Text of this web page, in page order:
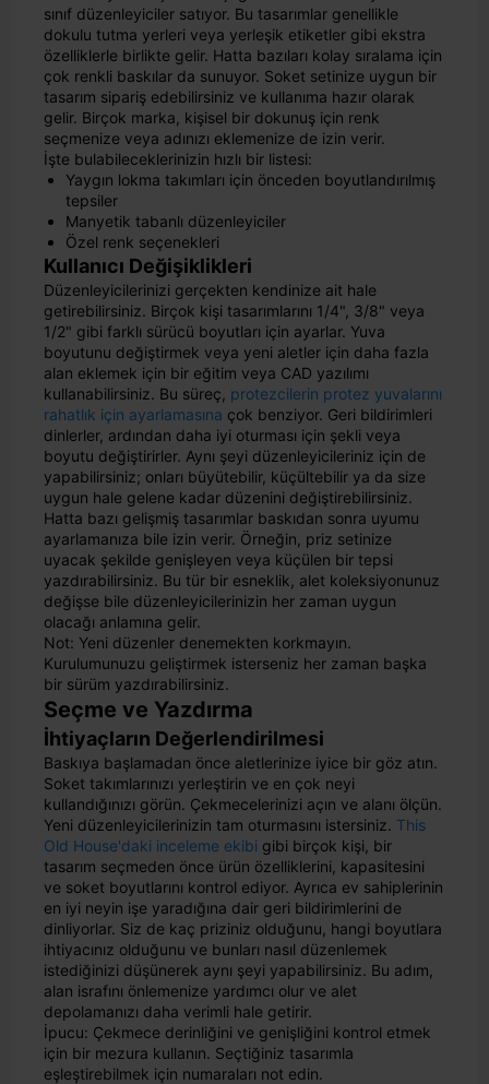
sınıf düzenleyiciler satıyor. Bu tasarımlar genellikle
dokulu tutma yerleri veya yerleşik etiketler gibi ekstra
özelliklerle birlikte gelir. Hatta bazıları kolay sıralama için
çok renkli baskılar da sunuyor. Soket setinize uygun bir
tasarım sipariş edebilirsiniz ve kullanıma hazır olarak
gelir. Birçok marka, kişisel bir dokunuş için renk
seçmenize veya adınızı eklemenize de izin verir.
İşte bulabileceklerinizin hızlı bir listesi:
Yaygın lokma takımları için önceden boyutlandırılmış
tepsiler
Manyetik tabanlı düzenleyiciler
Özel renk seçenekleri
Kullanıcı Değişiklikleri
Düzenleyicilerinizi gerçekten kendinize ait hale
getirebilirsiniz. Birçok kişi tasarımlarını 1/4", 3/8" veya
1/2" gibi farklı sürücü boyutları için ayarlar. Yuva
boyutunu değiştirmek veya yeni aletler için daha fazla
alan eklemek için bir eğitim veya CAD yazılımı
kullanabilirsiniz. Bu süreç, protezcilerin protez yuvalarını
rahatlık için ayarlamasına çok benziyor. Geri bildirimleri
dinlerler, ardından daha iyi oturması için şekli veya
boyutu değiştirirler. Aynı şeyi düzenleyicileriniz için de
yapabilirsiniz; onları büyütebilir, küçültebilir ya da size
uygun hale gelene kadar düzenini değiştirebilirsiniz.
Hatta bazı gelişmiş tasarımlar baskıdan sonra uyumu
ayarlamanıza bile izin verir. Örneğin, priz setinize
uyacak şekilde genişleyen veya küçülen bir tepsi
yazdırabilirsiniz. Bu tür bir esneklik, alet koleksiyonunuz
değişse bile düzenleyicilerinizin her zaman uygun
olacağı anlamına gelir.
Not: Yeni düzenler denemekten korkmayın.
Kurulumunuzu geliştirmek isterseniz her zaman başka
bir sürüm yazdırabilirsiniz.
Seçme ve Yazdırma
İhtiyaçların Değerlendirilmesi
Baskıya başlamadan önce aletlerinize iyice bir göz atın.
Soket takımlarınızı yerleştirin ve en çok neyi
kullandığınızı görün. Çekmecelerinizi açın ve alanı ölçün.
Yeni düzenleyicilerinizin tam oturmasını istersiniz. This
Old House'daki inceleme ekibi gibi birçok kişi, bir
tasarım seçmeden önce ürün özelliklerini, kapasitesini
ve soket boyutlarını kontrol ediyor. Ayrıca ev sahiplerinin
en iyi neyin işe yaradığına dair geri bildirimlerini de
dinliyorlar. Siz de kaç priziniz olduğunu, hangi boyutlara
ihtiyacınız olduğunu ve bunları nasıl düzenlemek
istediğinizi düşünerek aynı şeyi yapabilirsiniz. Bu adım,
alan israfını önlemenize yardımcı olur ve alet
depolamanızı daha verimli hale getirir.
İpucu: Çekmece derinliğini ve genişliğini kontrol etmek
için bir mezura kullanın. Seçtiğiniz tasarımla
eşleştirebilmek için numaraları not edin.